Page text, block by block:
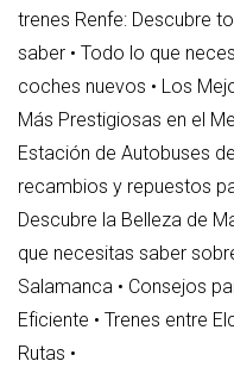
trenes Renfe: Descubre
saber • Todo lo que
coches nuevos • Los
Más Prestigiosas en el
Estación de Autobuses
recambios y repuestos
Descubre la Belleza de
que necesitas saber
Salamanca • Consejos
Eficiente • Trenes entre
Rutas •